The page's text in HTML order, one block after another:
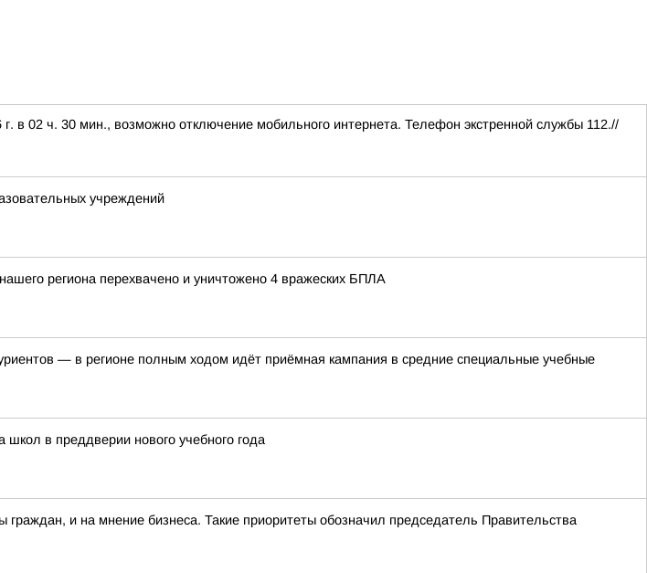
в 02 ч. 30 мин., возможно отключение мобильного интернета. Телефон экстренной службы 112.//
учреждений
региона перехвачено и уничтожено 4 вражеских БПЛА
— в регионе полным ходом идёт приёмная кампания в средние специальные учебные
школ в преддверии нового учебного года
и на мнение бизнеса. Такие приоритеты обозначил председатель Правительства